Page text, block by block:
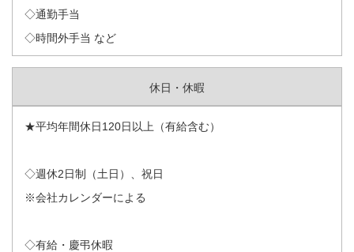
◇通勤手当
◇時間外手当 など
休日・休暇
★平均年間休日120日以上（有給含む）
◇週休2日制（土日）、祝日
※会社カレンダーによる
◇有給・慶弔休暇